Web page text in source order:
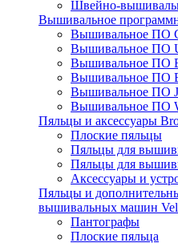
Швейно-
Вышивальное
Вышивальное ПО
Вышивальное ПО
Вышивальное ПО
Вышивальное ПО
Вышивальное ПО
Вышивальное ПО
Пяльцы и аксессуары
Плоские пяльцы
Пяльцы для
Пяльцы для
Аксессуары и
Пяльцы и
вышивальных машин
Пантографы
Плоские пяльца